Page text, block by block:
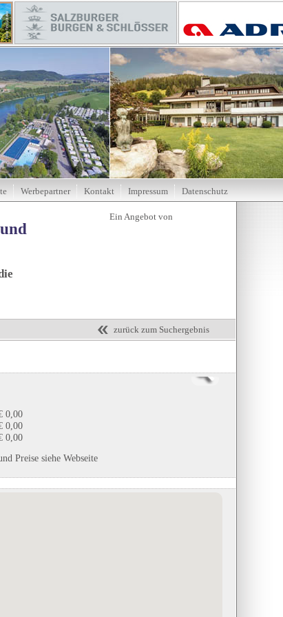
zurück zum Suchergebnis
0,00
0,00
0,00
Preise siehe Webseite
Werbepartner Kontakt Impressum Datenschutz